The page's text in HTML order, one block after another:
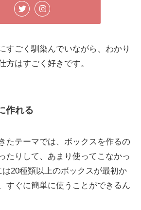
すごく馴染んでいながら、わかり
方はすごく好きです。
作れる
たテーマでは、ボックスを作るの
たりして、あまり使ってこなかっ
は20種類以上のボックスが最初か
すぐに簡単に使うことができるん